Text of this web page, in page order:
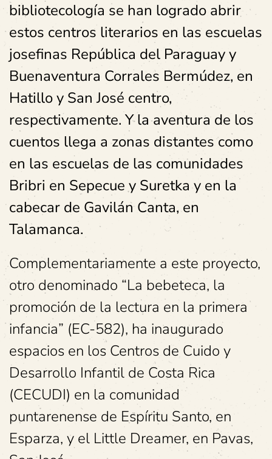
bibliotecología se han logrado abrir
estos centros literarios en las escuelas
josefinas República del Paraguay y
Buenaventura Corrales Bermúdez, en
Hatillo y San José centro,
respectivamente. Y la aventura de los
cuentos llega a zonas distantes como
en las escuelas de las comunidades
Bribri en Sepecue y Suretka y en la
cabecar de Gavilán Canta, en
Talamanca.
Complementariamente a este proyecto,
otro denominado “La bebeteca, la
promoción de la lectura en la primera
infancia” (EC-582), ha inaugurado
espacios en los Centros de Cuido y
Desarrollo Infantil de Costa Rica
(CECUDI) en la comunidad
puntarenense de Espíritu Santo, en
Esparza, y el Little Dreamer, en Pavas,